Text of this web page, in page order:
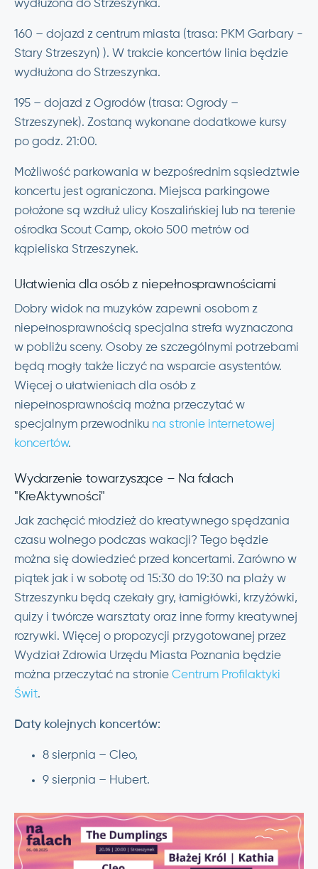
wydłużona do Strzeszynka.
160 – dojazd z centrum miasta (trasa: PKM Garbary -
Stary Strzeszyn) ). W trakcie koncertów linia będzie
wydłużona do Strzeszynka.
195 – dojazd z Ogrodów (trasa: Ogrody –
Strzeszynek). Zostaną wykonane dodatkowe kursy
po godz. 21:00.
Możliwość parkowania w bezpośrednim sąsiedztwie
koncertu jest ograniczona. Miejsca parkingowe
położone są wzdłuż ulicy Koszalińskiej lub na terenie
ośrodka Scout Camp, około 500 metrów od
kąpieliska Strzeszynek.
Ułatwienia dla osób z niepełnosprawnościami
Dobry widok na muzyków zapewni osobom z
niepełnosprawnością specjalna strefa wyznaczona
w pobliżu sceny. Osoby ze szczególnymi potrzebami
będą mogły także liczyć na wsparcie asystentów.
Więcej o ułatwieniach dla osób z
niepełnosprawnością można przeczytać w
specjalnym przewodniku na stronie internetowej
koncertów.
Wydarzenie towarzyszące – Na falach
"KreAktywności"
Jak zachęcić młodzież do kreatywnego spędzania
czasu wolnego podczas wakacji? Tego będzie
można się dowiedzieć przed koncertami. Zarówno w
piątek jak i w sobotę od 15:30 do 19:30 na plaży w
Strzeszynku będą czekały gry, łamigłówki, krzyżówki,
quizy i twórcze warsztaty oraz inne formy kreatywnej
rozrywki. Więcej o propozycji przygotowanej przez
Wydział Zdrowia Urzędu Miasta Poznania będzie
można przeczytać na stronie Centrum Profilaktyki
Świt.
Daty kolejnych koncertów:
8 sierpnia – Cleo,
9 sierpnia – Hubert.